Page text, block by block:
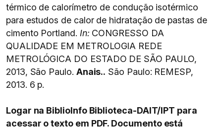
térmico de calorímetro de condução isotérmico
para estudos de calor de hidratação de pastas de
cimento Portland. In: CONGRESSO DA
QUALIDADE EM METROLOGIA REDE
METROLÓGICA DO ESTADO DE SÃO PAULO,
2013, São Paulo. Anais.. São Paulo: REMESP,
2013. 6 p.
Logar na BiblioInfo Biblioteca-DAIT/IPT para
acessar o texto em PDF. Documento está